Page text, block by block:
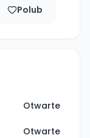
Polub
Otwarte
Otwarte